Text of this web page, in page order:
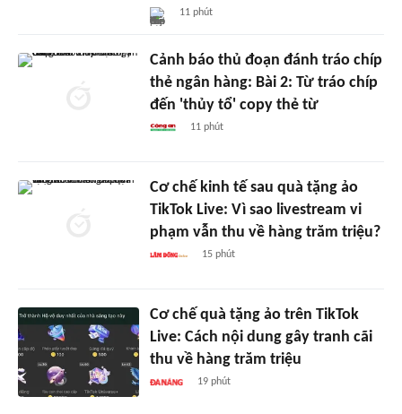
11 phút
Cảnh báo thủ đoạn đánh tráo chíp
thẻ ngân hàng: Bài 2: Từ tráo chíp
đến 'thủy tổ' copy thẻ từ
11 phút
Cơ chế kinh tế sau quà tặng ảo
TikTok Live: Vì sao livestream vi
phạm vẫn thu về hàng trăm triệu?
15 phút
Cơ chế quà tặng ảo trên TikTok
Live: Cách nội dung gây tranh cãi
thu về hàng trăm triệu
19 phút